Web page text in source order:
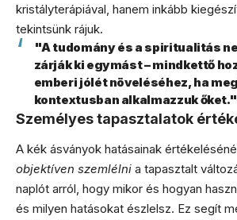
kristályterápiával, hanem inkább
tekintsünk rájuk.
"A tudomány és a spiritualitás
zárják ki egymást – mindkettő
emberi jólét növeléséhez, ha
kontextusban alkalmazzuk őket."
Személyes tapasztalatok
A kék ásványok hatásainak
objektíven szemlélni a tapasztalt
naplót arról, hogy mikor és hogyan
és milyen hatásokat észlelsz. Ez segít